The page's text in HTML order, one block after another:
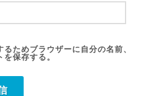
ためブラウザーに自分の名前、
保存する。